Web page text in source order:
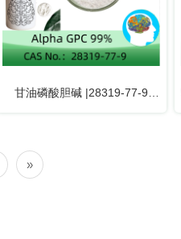
甘油磷酸胆碱 |28319-77-9
»